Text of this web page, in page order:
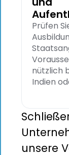
Prüfen
nützlich
Indien
unsere